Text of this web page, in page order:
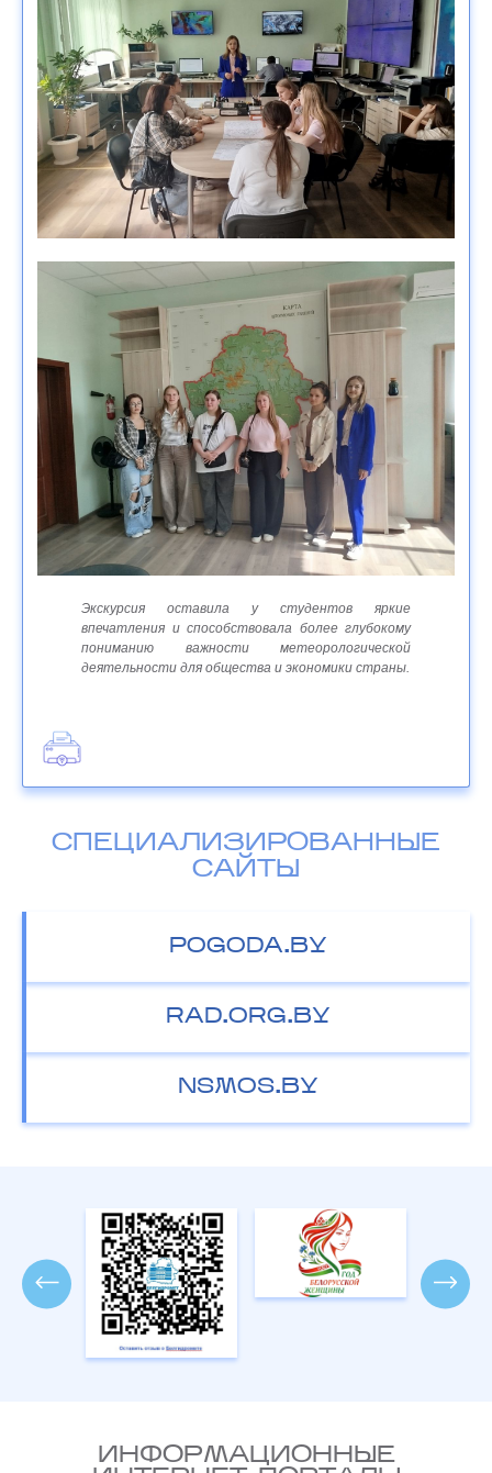
Экскурсия оставила у студентов яркие
впечатления и способствовала более глубокому
пониманию важности метеорологической
деятельности для общества и экономики страны.
СПЕЦИАЛИЗИРОВАННЫЕ
САЙТЫ
POGODA.BY
RAD.ORG.BY
NSMOS.BY
ИНФОРМАЦИОННЫЕ